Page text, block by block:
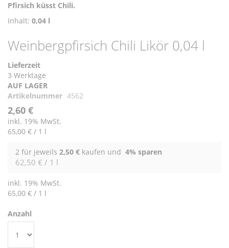
Pfirsich küsst Chili.
Inhalt: 0,04 l
Weinbergpfirsich Chili Likör 0,04 l
Lieferzeit
3 Werktage
AUF LAGER
Artikelnummer 4562
2,60 €
inkl. 19% MwSt.
65,00 € / 1 l
2 für jeweils 2,50 € kaufen und 4% sparen
62,50 € / 1 l
inkl. 19% MwSt.
65,00 € / 1 l
Anzahl